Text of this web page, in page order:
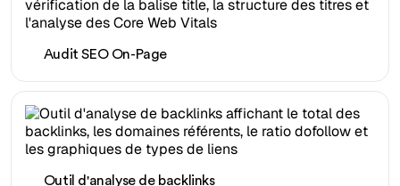
Audit SEO On-Page
Outil d'analyse de backlinks